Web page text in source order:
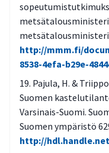
http://mmm.fi/
8538-4efa-b29e-
Pajula, H. &
Suomen
Varsinais-Suomi.
Suomen ympäristö
http://